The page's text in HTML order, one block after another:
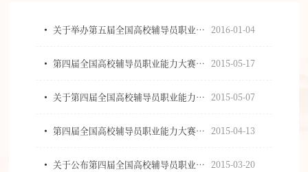
2016-01-04
关于举办第五届全国高校辅导员职业能力大赛的通知
2015-05-17
第四届全国高校辅导员职业能力大赛成功举办
2015-05-07
关于第四届全国高校辅导员职业能力大赛决赛阶段的通知
2015-04-13
第四届全国高校辅导员职业能力大赛复赛各赛区安排
2015-03-20
关于公布第四届全国高校辅导员职业能力大赛复赛各赛区组织单位的通知